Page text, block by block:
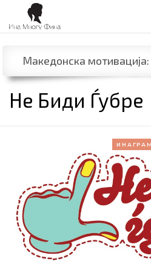
Македонска
Не Биди Ѓубре
ИНАГРАМ